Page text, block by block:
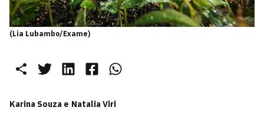
(Lia Lubambo/Exame)
Karina Souza e Natalia Viri